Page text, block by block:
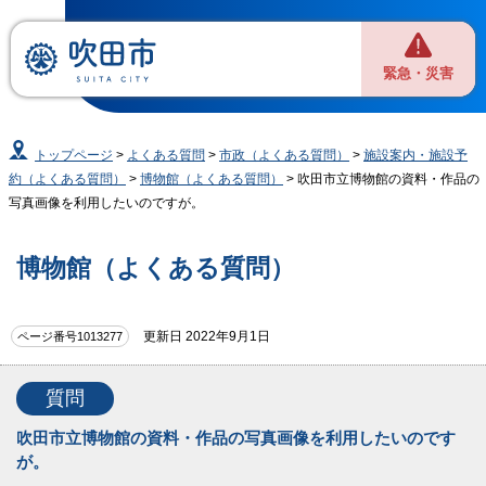
緊急・災害
トップページ > よくある質問 >市政（よくある質問） >施設案内・施設予
約（よくある質問）
> 博物館（よくある質問）
> 吹田市立博物館の資料・作品の
写真画像を利用したいのですが。
博物館（よくある質問）
ページ番号1013277 更新日 2022年9月1日
質問
吹田市立博物館の資料・作品の写真画像を利用したいのです
が。